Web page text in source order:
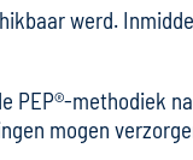
werd.
PEP®-methodiek
mogen